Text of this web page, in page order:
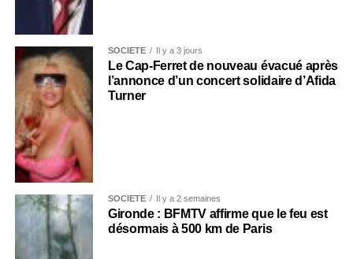
SOCIÉTÉ Il y a 3 jours
Le Cap-Ferret de nouveau évacué après
l’annonce d’un concert solidaire d’Afida
Turner
SOCIÉTÉ Il y a 2 semaines
Gironde : BFMTV affirme que le feu est
désormais à 500 km de Paris